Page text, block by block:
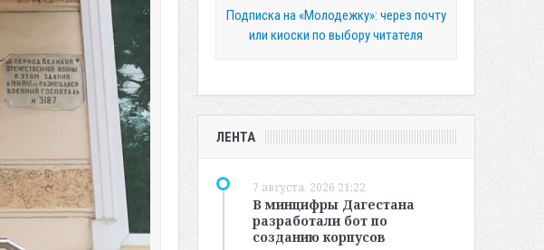
Подписка на «Молодежку»: через почту
или киоски по выбору читателя
ЛЕНТА
7 августа, 2026 21:22
В минцифры Дагестана
разработали бот по
созданию корпусов